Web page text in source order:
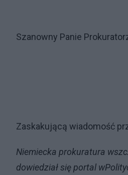
Szanowny Panie
Zaskakującą wiadomość
Niemiecka prokuratura
dowiedział się portal